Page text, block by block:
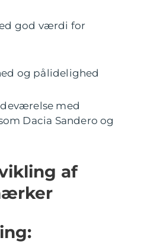
god værdi for
og pålidelighed
med
Dacia Sandero og
af